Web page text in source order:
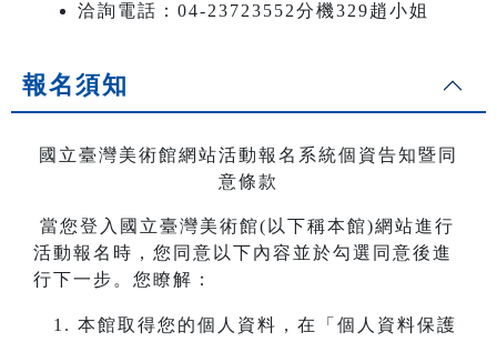
洽詢電話：04-23723552分機329趙小姐
報名須知
國立臺灣美術館網站活動報名系統個資告知暨同
意條款
當您登入國立臺灣美術館(以下稱本館)網站進行
活動報名時，您同意以下內容並於勾選同意後進
行下一步。您瞭解：
本館取得您的個人資料，在「個人資料保護